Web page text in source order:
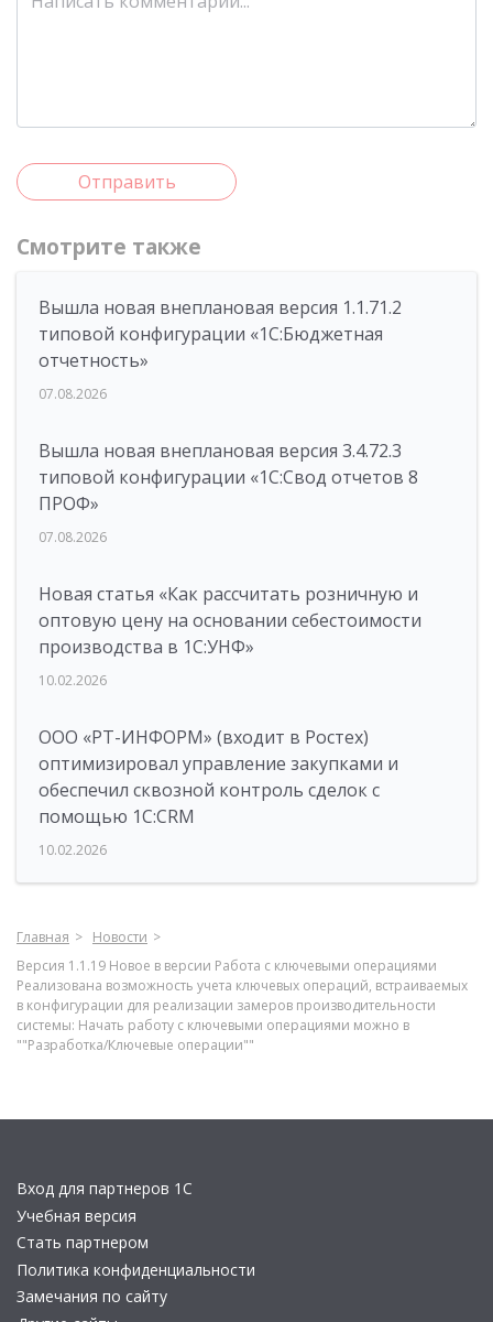
Отправить
Смотрите также
Вышла новая внеплановая версия 1.1.71.2
типовой конфигурации «1C:Бюджетная
отчетность»
07.08.2026
Вышла новая внеплановая версия 3.4.72.3
типовой конфигурации «1C:Свод отчетов 8
ПРОФ»
07.08.2026
Новая статья «Как рассчитать розничную и
оптовую цену на основании себестоимости
производства в 1С:УНФ»
10.02.2026
ООО «РТ-ИНФОРМ» (входит в Ростех)
оптимизировал управление закупками и
обеспечил сквозной контроль сделок с
помощью 1С:CRM
10.02.2026
Главная
Новости
Версия 1.1.19 Новое в версии Работа с ключевыми операциями
Реализована возможность учета ключевых операций, встраиваемых
в конфигурации для реализации замеров производительности
системы: Начать работу с ключевыми операциями можно в
""Разработка/Ключевые операции""
Вход для партнеров 1С
Учебная версия
Стать партнером
Политика конфиденциальности
Замечания по сайту